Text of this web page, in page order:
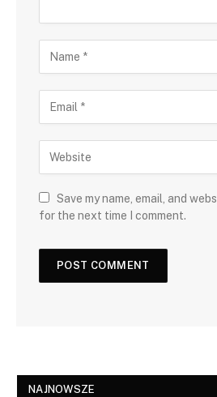
Save my name, email, and
for the next time I comment.
NAJNOWSZE